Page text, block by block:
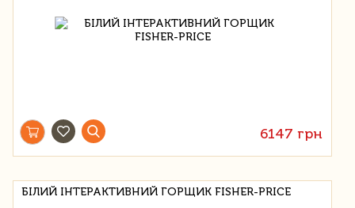
6147 грн
БІЛИЙ ІНТЕРАКТИВНИЙ ГОРЩИК FISHER-PRICE